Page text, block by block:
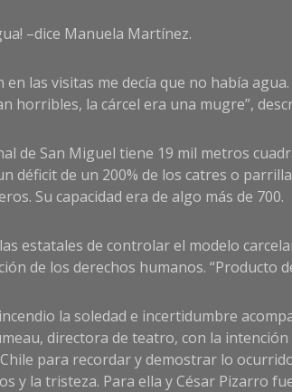
–dice Manuela Martínez.
en las visitas me decía que no había
horribles, la cárcel era una mugre”,
de San Miguel tiene 19 mil metros
déficit de un 200% de los catres o
Su capacidad era de algo más de 700.
estatales de controlar el modelo
de los derechos humanos. “Producto
la soledad e incertidumbre
directora de teatro, con la
para recordar y demostrar lo
y la tristeza. Para ella y César Pizarro